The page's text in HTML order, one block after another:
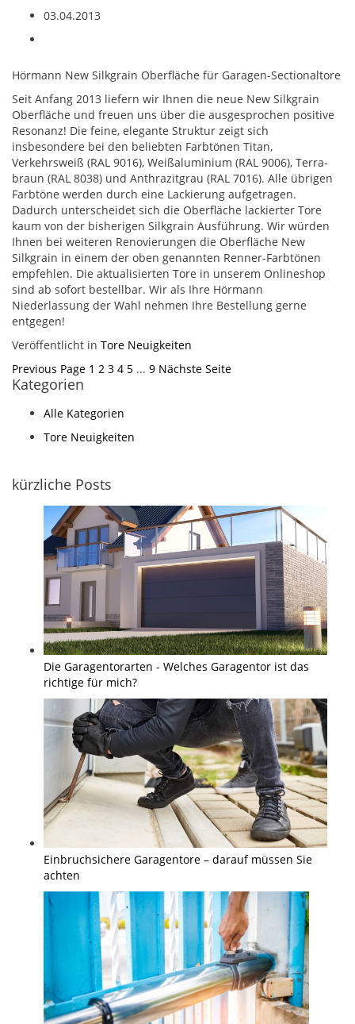
03.04.2013
Hörmann New Silkgrain Oberfläche für Garagen-Sectionaltore
Seit Anfang 2013 liefern wir Ihnen die neue New Silkgrain
Oberfläche und freuen uns über die ausgesprochen positive
Resonanz! Die feine, elegante Struktur zeigt sich
insbesondere bei den beliebten Farbtönen Titan,
Verkehrsweiß (RAL 9016), Weißaluminium (RAL 9006), Terra­
braun (RAL 8038) und Anthrazitgrau (RAL 7016). Alle übrigen
Farbtöne werden durch eine Lackierung aufgetragen.
Dadurch unterscheidet sich die Oberfläche lackierter Tore
kaum von der bisherigen Silkgrain Ausführung. Wir würden
Ihnen bei weiteren Renovierungen die Oberfläche New
Silkgrain in einem der oben genannten Renner-Farb­tönen
empfehlen. Die aktualisierten Tore in unserem Onlineshop
sind ab sofort bestellbar. Wir als Ihre Hörmann
Niederlassung der Wahl nehmen Ihre Bestellung gerne
entgegen!
Veröffentlicht in Tore Neuigkeiten
Previous Page 1 2 3 4 5 ... 9 Nächste Seite
Kategorien
Alle Kategorien
Tore Neuigkeiten
kürzliche Posts
Die Garagentorarten - Welches Garagentor ist das
richtige für mich?
Einbruchsichere Garagentore – darauf müssen Sie
achten